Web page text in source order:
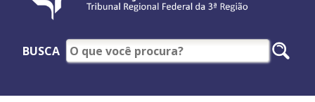
BUSCA